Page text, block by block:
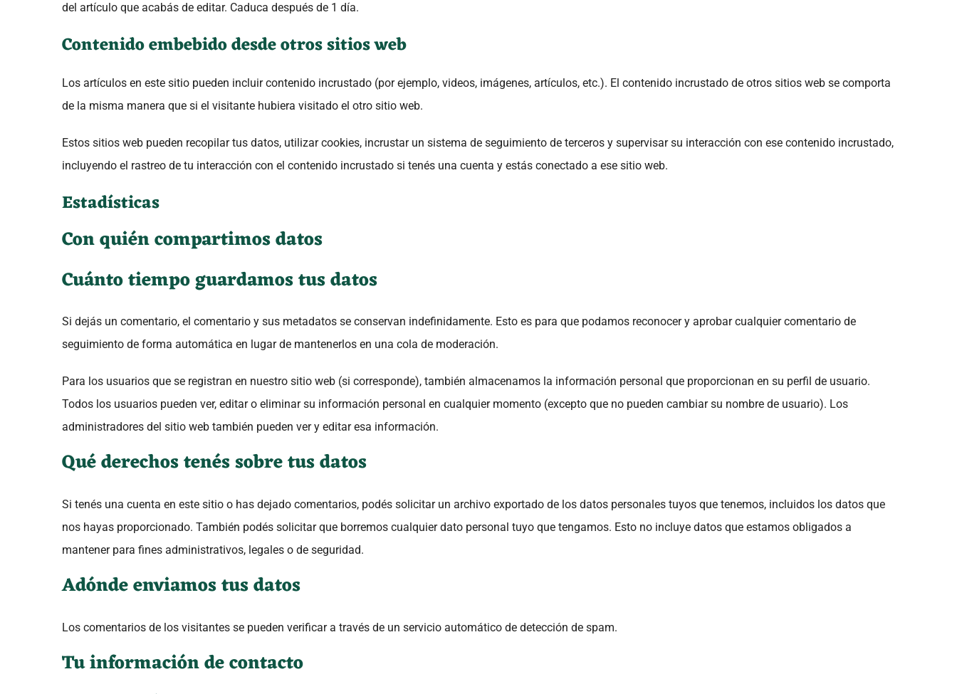
del artículo que acabás de editar. Caduca después de 1 día.
Contenido embebido desde otros sitios web
Los artículos en este sitio pueden incluir contenido incrustado (por ejemplo, videos, imágenes, artículos, etc.). El contenido incrustado de otros sitios web se comporta
de la misma manera que si el visitante hubiera visitado el otro sitio web.
Estos sitios web pueden recopilar tus datos, utilizar cookies, incrustar un sistema de seguimiento de terceros y supervisar su interacción con ese contenido incrustado,
incluyendo el rastreo de tu interacción con el contenido incrustado si tenés una cuenta y estás conectado a ese sitio web.
Estadísticas
Con quién compartimos datos
Cuánto tiempo guardamos tus datos
Si dejás un comentario, el comentario y sus metadatos se conservan indefinidamente. Esto es para que podamos reconocer y aprobar cualquier comentario de
seguimiento de forma automática en lugar de mantenerlos en una cola de moderación.
Para los usuarios que se registran en nuestro sitio web (si corresponde), también almacenamos la información personal que proporcionan en su perfil de usuario.
Todos los usuarios pueden ver, editar o eliminar su información personal en cualquier momento (excepto que no pueden cambiar su nombre de usuario). Los
administradores del sitio web también pueden ver y editar esa información.
Qué derechos tenés sobre tus datos
Si tenés una cuenta en este sitio o has dejado comentarios, podés solicitar un archivo exportado de los datos personales tuyos que tenemos, incluidos los datos que
nos hayas proporcionado. También podés solicitar que borremos cualquier dato personal tuyo que tengamos. Esto no incluye datos que estamos obligados a
mantener para fines administrativos, legales o de seguridad.
Adónde enviamos tus datos
Los comentarios de los visitantes se pueden verificar a través de un servicio automático de detección de spam.
Tu información de contacto